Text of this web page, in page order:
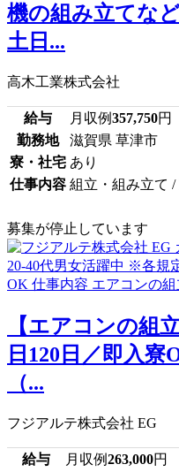
機の組み立てな
土日...
高木工業株式会社
給与 月収例357,750円
勤務地
滋賀県 草津市
寮・社宅 あり
仕事内容 組立・組み立て /
募集が停止しています
【エアコンの組
日120日／即入
（...
フジアルテ株式会社 EG
給与 月収例263,000円